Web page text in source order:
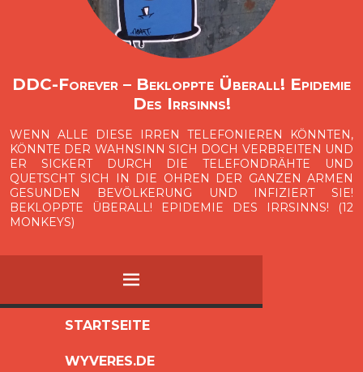
DDC-Forever – Bekloppte Überall! Epidemie
Des Irrsinns!
WENN ALLE DIESE IRREN TELEFONIEREN KÖNNTEN,
KÖNNTE DER WAHNSINN SICH DOCH VERBREITEN UND
ER SICKERT DURCH DIE TELEFONDRÄHTE UND
QUETSCHT SICH IN DIE OHREN DER GANZEN ARMEN
GESUNDEN BEVÖLKERUNG UND INFIZIERT SIE!
BEKLOPPTE ÜBERALL! EPIDEMIE DES IRRSINNS! (12
MONKEYS)
MENÜ
SPRINGEN
STARTSEITE
WYVERES.DE